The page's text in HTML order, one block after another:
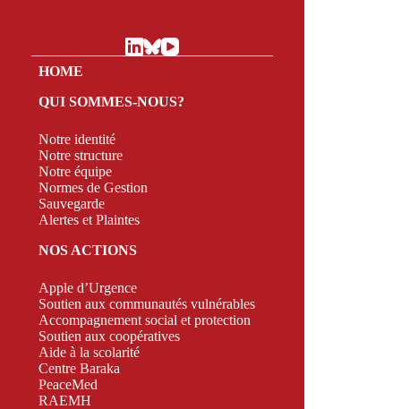
HOME
QUI SOMMES-NOUS?
Notre identité
Notre structure
Notre équipe
Normes de Gestion
Sauvegarde
Alertes et Plaintes
NOS ACTIONS
Apple d’Urgence
Soutien aux communautés vulnérables
Accompagnement social et protection
Soutien aux coopératives
Aide à la scolarité
Centre Baraka
PeaceMed
RAEMH